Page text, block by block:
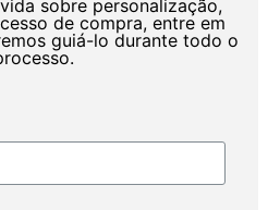
sobre personalização,
de compra, entre em
guiá-lo durante todo o